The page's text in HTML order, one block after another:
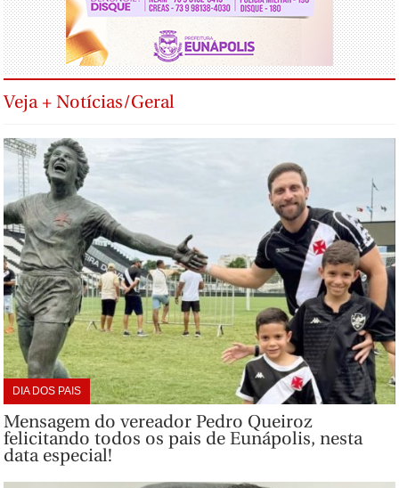
Veja + Notícias/Geral
DIA DOS PAIS
Mensagem do vereador Pedro Queiroz
felicitando todos os pais de Eunápolis, nesta
data especial!